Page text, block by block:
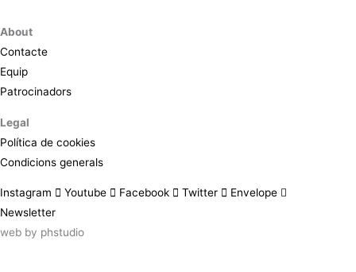
About
Contacte
Equip
Patrocinadors
Legal
Política de cookies
Condicions generals
Instagram Youtube Facebook Twitter
Envelope
Newsletter
web by phstudio